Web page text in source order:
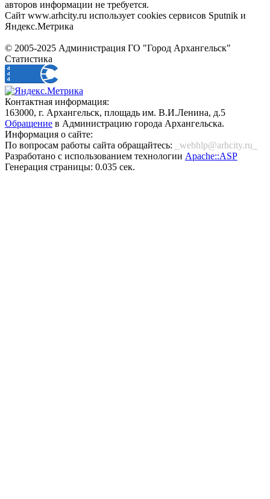
авторов информации не требуется.
Сайт www.arhcity.ru использует cookies сервисов Sputnik и
Яндекс.Метрика
© 2005-2025 Администрация ГО "Город Архангельск"
Статистика
Контактная информация:
163000, г. Архангельск, площадь им. В.И.Ленина, д.5
Обращение в Администрацию города Архангельска.
Информация о сайте:
По вопросам работы сайта обращайтесь:
_webhlp@arhcity.ru_
Разработано с использованием технологии Apache::ASP
Генерация страницы: 0.035 сек.